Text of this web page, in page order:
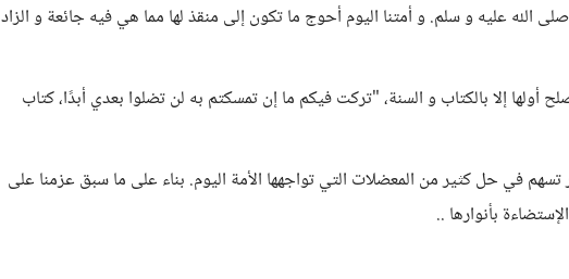
الله عليه و سلم. و أمتنا اليوم أحوج ما تكون إلى منقذ لها مما هي فيه جائعة و الزاد
أولها إلا بالكتاب و السنة، "تركت فيكم ما إن تمسكتم به لن تضلوا بعدي أبدًا، كتاب
في حل كثير من المعضلات التي تواجهها الأمة اليوم. بناء على ما سبق عزمنا على
بأنوارها ..